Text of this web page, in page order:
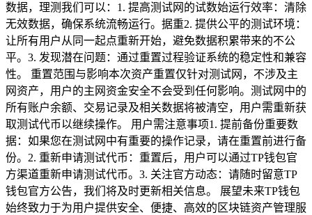
数据，理测我们可以：1. 提高测试网的试数始运行效率：清除
无效数据，确保系统流畅运行。据重2. 提供公平的测试环境：
让所有用户从同一起点重新开始，避免数据积累带来的不公
平。3. 发现潜在问题：通过重置过程验证系统的稳定性和兼容
性。 重置范围与影响本次资产重置仅针对测试网，不涉及主
网资产，用户的主网资金安全不会受到任何影响。测试网中的
所有账户余额、交易记录及相关数据将被清空，用户需重新获
取测试代币以继续操作。 用户需注意事项1. 提前备份重要数
据：如果您在测试网中有重要的操作记录，请在重置前进行备
份。2. 重新申请测试代币：重置后，用户可以通过TP钱包官
方渠道重新申请测试代币。3. 关注官方动态：请随时留意TP
钱包官方公告，我们将及时更新相关信息。 展望未来TP钱包
始终致力于为用户提供安全、便捷、高效的区块链资产管理服